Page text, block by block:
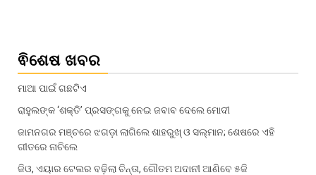
ଵିଶେଷ ଖବର
ମାଆ ପାଇଁ ଗଛଟିଏ
ରାହୁଲଙ୍କ ‘ଶକ୍ତି’ ପ୍ରସଙ୍ଗକୁ ନେଇ ଜବାବ ଦେଲେ ମୋଦୀ
ଜାମନଗର ମଞ୍ଚରେ ଝଗଡ଼ା ଲାଗିଲେ ଶାହରୁଖ୍‌ ଓ ସଲ୍‌ମାନ; ଶେଷରେ ଏହି
ଗୀତରେ ନାଚିଲେ
ଜିଓ, ଏୟାର ଟେଲର ବଢ଼ିଲା ଚିନ୍ତା, ଗୌତମ ଅଦାନୀ ଆଣି‌ବେ ୫ଜି